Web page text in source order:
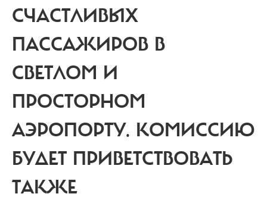
СЧАСТЛИВЫХ
ПАССАЖИРОВ В
СВЕТЛОМ И
ПРОСТОРНОМ
АЭРОПОРТУ. КОМИССИЮ
БУДЕТ ПРИВЕТСТВОВАТЬ
ТАКЖЕ